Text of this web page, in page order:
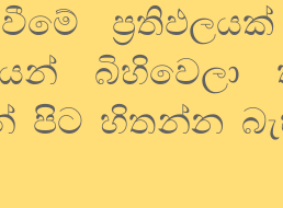
පිට හිතන්න